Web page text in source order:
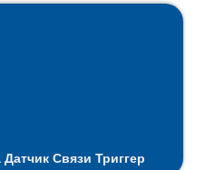
Связи Триггер